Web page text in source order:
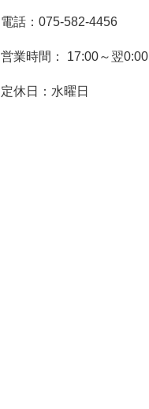
電話： 075-582-4456
営業時間： 17:00～翌0:00
定休日：水曜日